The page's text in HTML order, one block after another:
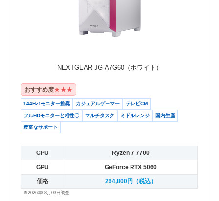
NEXTGEAR JG-A7G60（ホワイト）
おすすめ度★★★
144Hz↑モニター推奨 カジュアルゲーマー テレビCM
フルHDモニターと相性〇 マルチタスク ミドルレンジ 国内生産
豊富なサポート
CPU Ryzen 7 7700
GPU GeForce RTX 5060
価格 264,800円（税込）
※2026年08月03日調査